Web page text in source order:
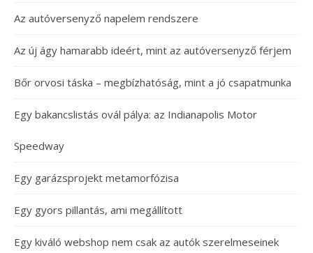
Az autóversenyző napelem rendszere
Az új ágy hamarabb ideért, mint az autóversenyző férjem
Bőr orvosi táska – megbízhatóság, mint a jó csapatmunka
Egy bakancslistás ovál pálya: az Indianapolis Motor
Speedway
Egy garázsprojekt metamorfózisa
Egy gyors pillantás, ami megállított
Egy kiváló webshop nem csak az autók szerelmeseinek